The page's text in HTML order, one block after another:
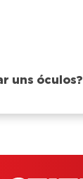
uns óculos?